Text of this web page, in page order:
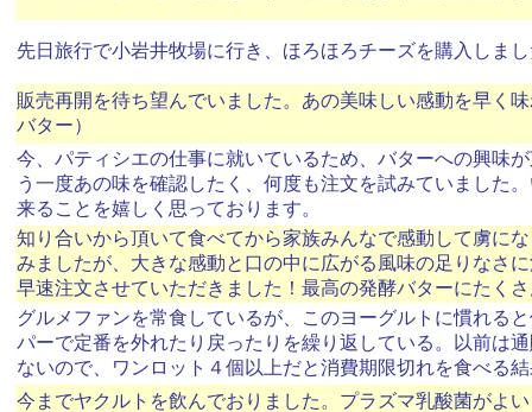
先日旅行で小岩井牧場に行き、ほろほろチーズを購入しま
販売再開を待ち望んでいました。あの美味しい感動を早く
バター）
今、パティシエの仕事に就いているため、バターへの興味
う一度あの味を確認したく、何度も注文を試みていました
来ることを嬉しく思っております。
知り合いから頂いて食べてから家族みんなで感動して虜に
みましたが、大きな感動と口の中に広がる風味の足りなさ
早速注文させていただきました！最高の発酵バターにたく
グルメファンを常食しているが、このヨーグルトに慣れる
パーで定番を外れたり戻ったりを繰り返している。以前は
ないので、ワンロット４個以上だと消費期限切れを食べる
今までヤクルトを飲んでおりました。プラズマ乳酸菌がよ